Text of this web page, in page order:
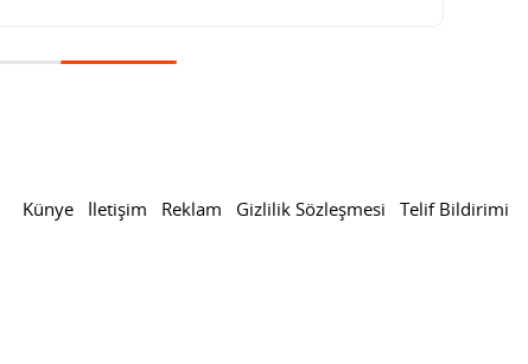
yeni özelliğiyle temiz
anlayacak